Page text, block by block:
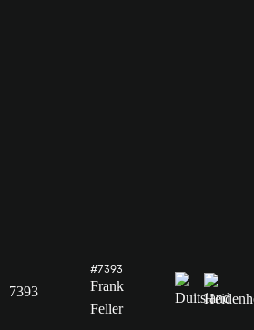
7393
#7393
Frank
Feller